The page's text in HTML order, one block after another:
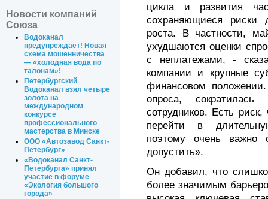
Новости компаний
Союза
Водоканал
предупреждает! Новая
схема мошенничества
— «холодная вода по
талонам»!
Петербургский
Водоканал взял четыре
золота на
международном
конкурсе
профессионального
мастерства в Минске
ООО «Автозавод Санкт-
Петербург»
«Водоканал Санкт-
Петербурга» принял
участие в форуме
«Экология большого
города»
цикла и развития
сохраняющиеся риски
роста. В частности,
ухудшаются оценки
с неплатежами, -
компании и крупные
финансовом
опроса,
сотрудников. Есть
перейти в
поэтому очень важно
допустить».
Он добавил, что
более значимым